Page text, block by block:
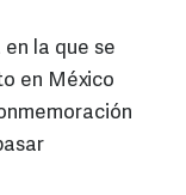
la que se
en México